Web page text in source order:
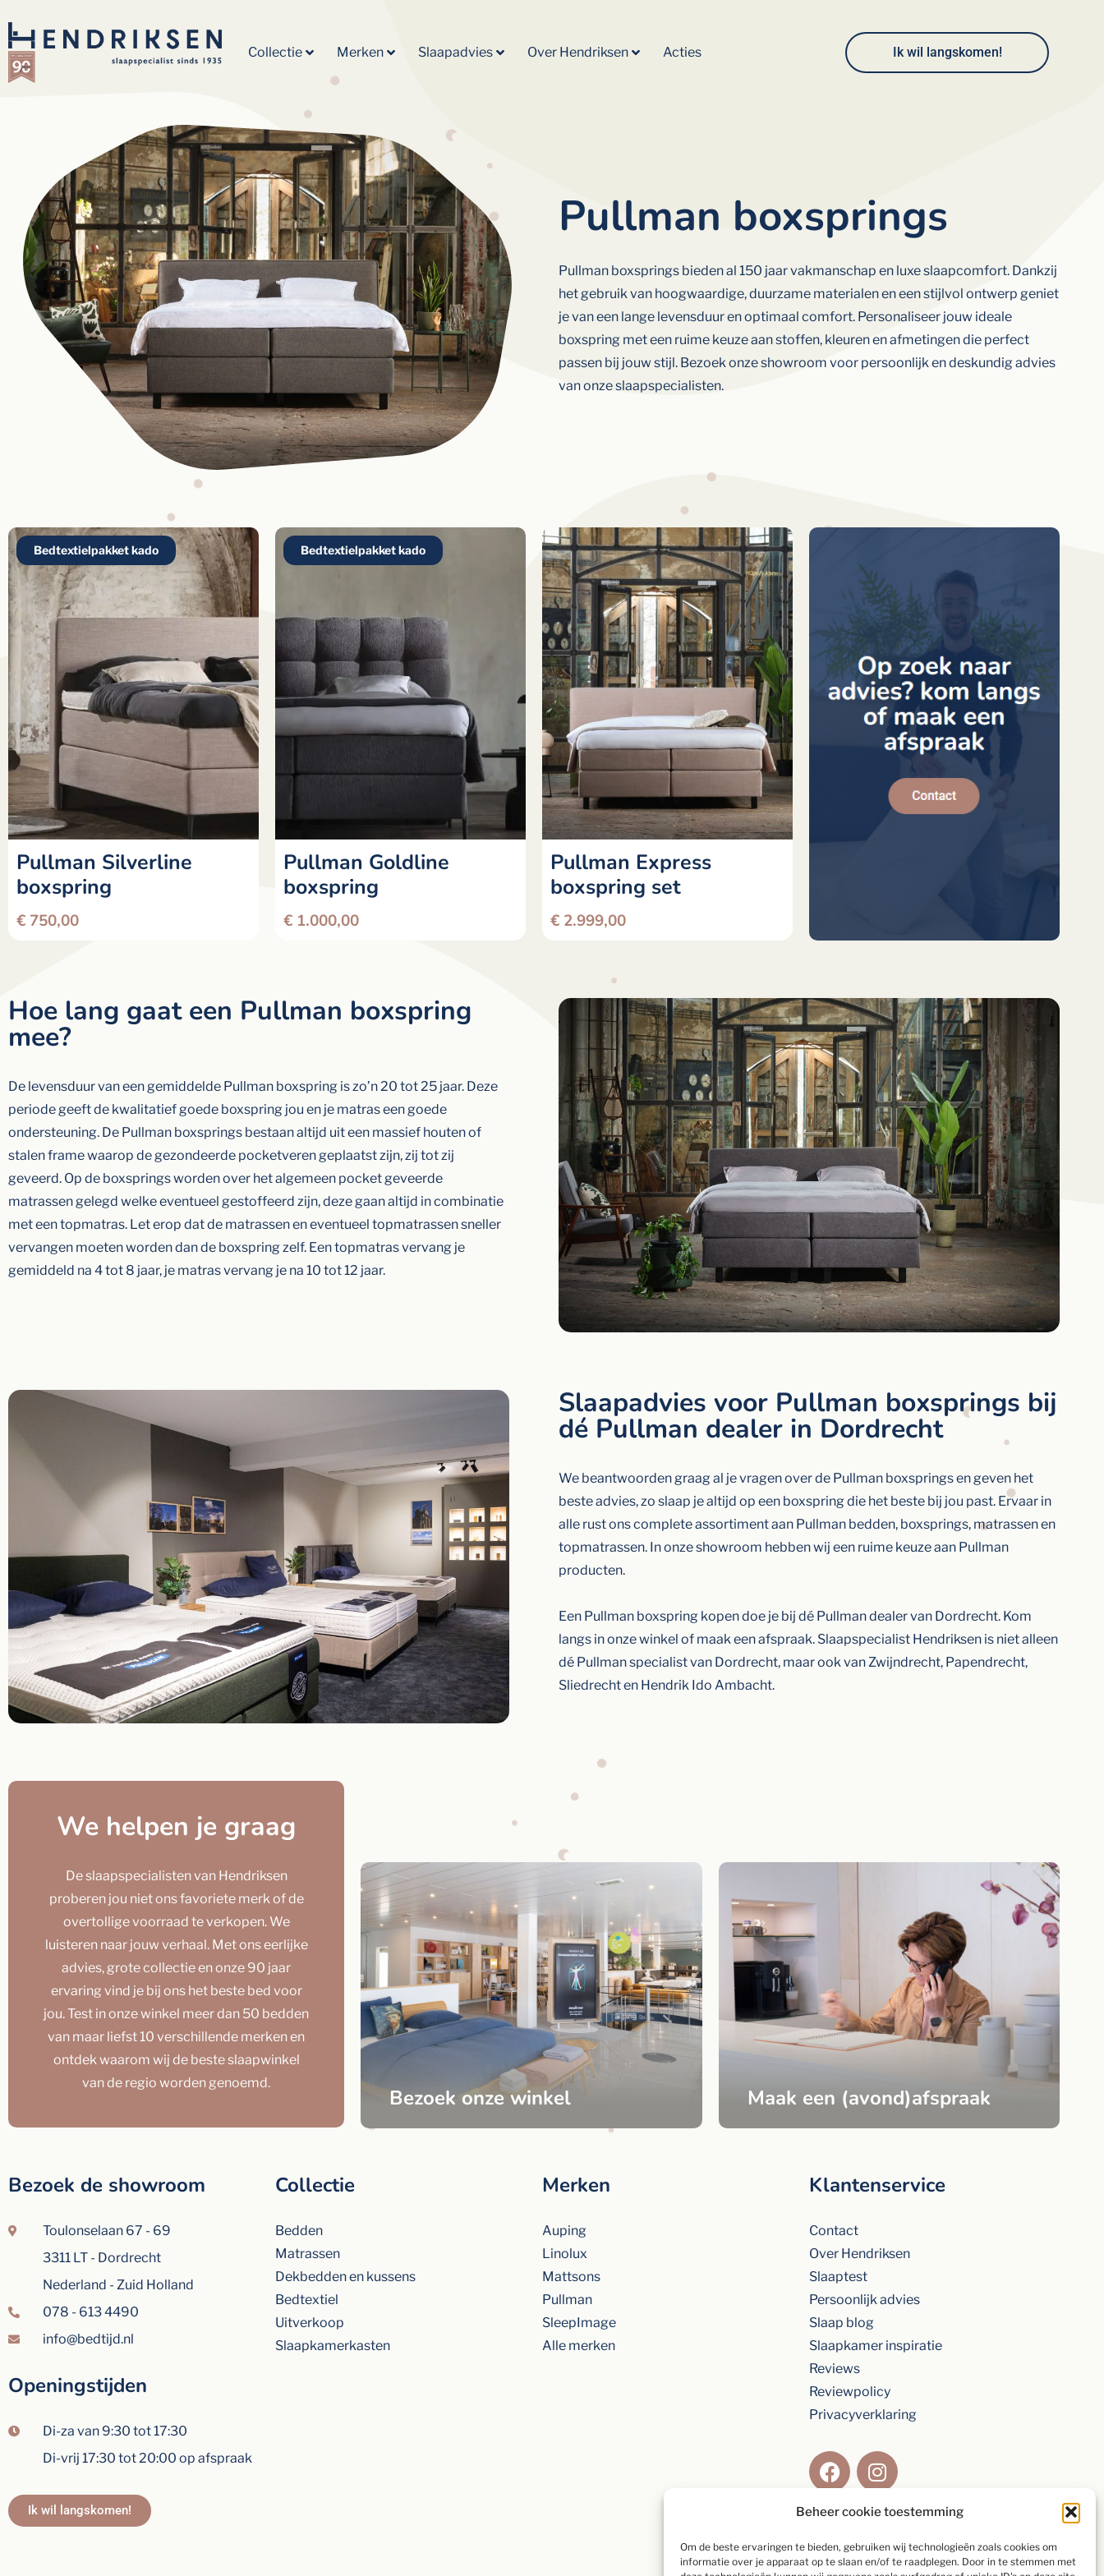
Beheer cookie toestemming
Om de beste ervaringen te bieden, gebruiken wij technologieën zoals cookies om
informatie over je apparaat op te slaan en/of te raadplegen. Door in te stemmen met
Collectie Merken Slaapadvies Over Hendriksen Acties Ik wil langskomen!
Pullman boxsprings
Pullman boxsprings bieden al 150 jaar vakmanschap en luxe slaapcomfort. Dankzij
het gebruik van hoogwaardige, duurzame materialen en een stijlvol ontwerp geniet
je van een lange levensduur en optimaal comfort. Personaliseer jouw ideale
boxspring met een ruime keuze aan stoffen, kleuren en afmetingen die perfect
passen bij jouw stijl. Bezoek onze showroom voor persoonlijk en deskundig advies
van onze slaapspecialisten.
Bedtextielpakket kado
Pullman Silverline
boxspring
€ 750,00
Bedtextielpakket kado
Pullman Goldline
boxspring
€ 1.000,00
Pullman Express
boxspring set
€ 2.999,00
Hoe lang gaat een Pullman boxspring
mee?
De levensduur van een gemiddelde Pullman boxspring is zo’n 20 tot 25 jaar. Deze
periode geeft de kwalitatief goede boxspring jou en je matras een goede
ondersteuning. De Pullman boxsprings bestaan altijd uit een massief houten of
stalen frame waarop de gezondeerde pocketveren geplaatst zijn, zij tot zij
geveerd. Op de boxsprings worden over het algemeen pocket geveerde
matrassen gelegd welke eventueel gestoffeerd zijn, deze gaan altijd in combinatie
met een topmatras. Let erop dat de matrassen en eventueel topmatrassen sneller
vervangen moeten worden dan de boxspring zelf. Een topmatras vervang je
gemiddeld na 4 tot 8 jaar, je matras vervang je na 10 tot 12 jaar.
Slaapadvies voor Pullman boxsprings bij
dé Pullman dealer in Dordrecht
We beantwoorden graag al je vragen over de Pullman boxsprings en geven het
beste advies, zo slaap je altijd op een boxspring die het beste bij jou past. Ervaar in
alle rust ons complete assortiment aan Pullman bedden, boxsprings, matrassen en
topmatrassen. In onze showroom hebben wij een ruime keuze aan Pullman
producten.
Een Pullman boxspring kopen doe je bij dé Pullman dealer van Dordrecht. Kom
langs in onze winkel of maak een afspraak. Slaapspecialist Hendriksen is niet alleen
dé Pullman specialist van Dordrecht, maar ook van Zwijndrecht, Papendrecht,
Sliedrecht en Hendrik Ido Ambacht.
We helpen je graag
De slaapspecialisten van Hendriksen
proberen jou niet ons favoriete merk of de
overtollige voorraad te verkopen. We
luisteren naar jouw verhaal. Met ons eerlijke
advies, grote collectie en onze 90 jaar
ervaring vind je bij ons het beste bed voor
jou. Test in onze winkel meer dan 50 bedden
van maar liefst 10 verschillende merken en
ontdek waarom wij de beste slaapwinkel
van de regio worden genoemd.
Bezoek onze winkel Maak een (avond)afspraak
Bezoek de showroom
Toulonselaan 67 - 69
3311 LT - Dordrecht
Nederland - Zuid Holland
078 - 613 4490
info@bedtijd.nl
Openingstijden
Di-za van 9:30 tot 17:30
Di-vrij 17:30 tot 20:00 op afspraak
Ik wil langskomen!
Collectie
Bedden
Matrassen
Dekbedden en kussens
Bedtextiel
Uitverkoop
Slaapkamerkasten
Merken
Auping
Linolux
Mattsons
Pullman
SleepImage
Alle merken
Klantenservice
Contact
Over Hendriksen
Slaaptest
Persoonlijk advies
Slaap blog
Slaapkamer inspiratie
Reviews
Reviewpolicy
Privacyverklaring
individuele klanten via5-sterrenspecialist